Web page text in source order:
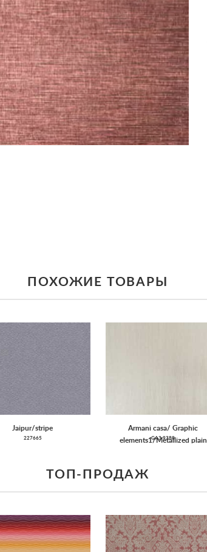
ПОХОЖИЕ ТОВАРЫ
Jaipur/stripe
227665
Armani casa/ Graphic
elements1/Metallized plain
GA3 9380
ТОП-ПРОДАЖ